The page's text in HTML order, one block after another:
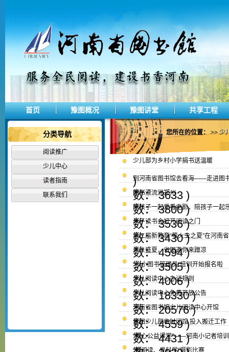
首页 豫图概况 豫图讲堂 共享工程
分类导航
阅读推广
少儿中心
读者指南
联系我们
您所在的位置：>>少
少儿部为乡村小学捐书送温暖
)
到河南省图书馆去看海——走进图
数： 3633 )
图书漂流润郑州
数： 3800 )
陪孩子一起爱看电影，陪孩子一起
数： 3536 )
亲子读书会打开阅读之门
数： 3430 )
第二届新教育“萤火虫之夏”在河南
数： 4594 )
炎炎盛夏，省图邀你来蹭凉
数： 3505 )
“小小图书管理员”培训开始报名啦
数： 4006 )
少儿阅读中心办证规则
数： 18330 )
少儿阅读中心免费开放公告
数： 20576 )
河南省图书馆少儿阅读中心开馆
数： 4559 )
省图少儿部临时闭馆 投入搬迁工作
数： 4431 )
“爱心公益课堂”——河南小记者培
“爱阅读、爱科学”摄影比赛